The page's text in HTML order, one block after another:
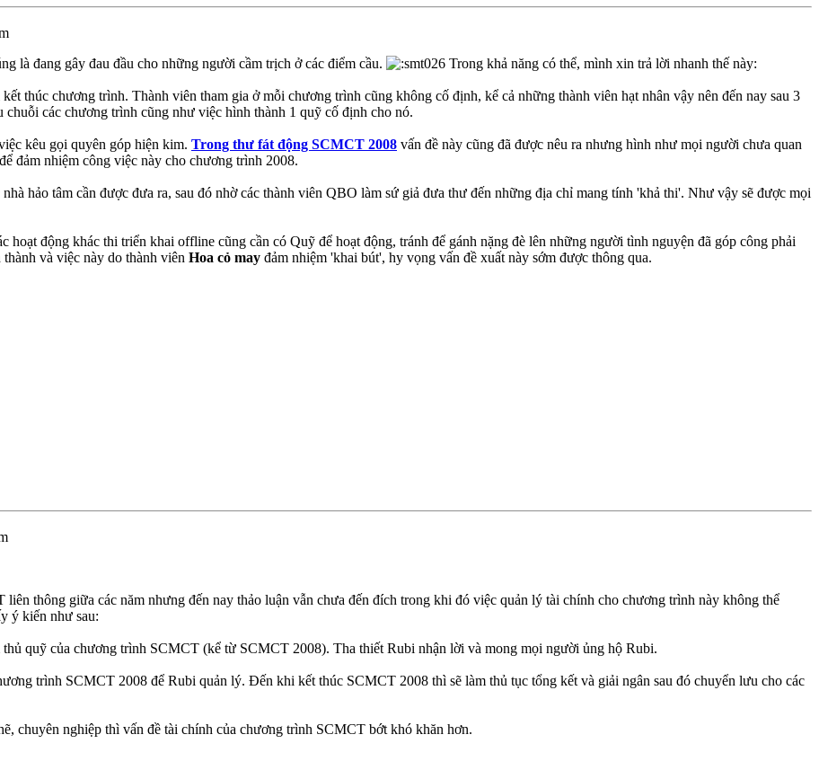
là đang gây đau đầu cho những người cầm trịch ở các điểm cầu.
Trong khả năng có thể, mình xin trả lời nhanh thế này:
thúc chương trình. Thành viên tham gia ở mỗi chương trình cũng không cố định, kể cả những thành viên hạt nhân vậy nên đến nay sau 3
các chương trình cũng như việc hình thành 1 quỹ cố định cho nó.
kêu gọi quyên góp hiện kim. Trong thư fát động SCMCT 2008 vấn đề này cũng đã được nêu ra nhưng hình như mọi người chưa quan
để đảm nhiệm công việc này cho chương trình 2008.
hảo tâm cần được đưa ra, sau đó nhờ các thành viên QBO làm sứ giả đưa thư đến những địa chỉ mang tính 'khả thi'. Như vậy sẽ được mọi
động khác thi triển khai offline cũng cần có Quỹ để hoạt động, tránh để gánh nặng đè lên những người tình nguyện đã góp công phải
và việc này do thành viên Hoa cỏ may đảm nhiệm 'khai bút', hy vọng vấn đề xuất này sớm được thông qua.
thông giữa các năm nhưng đến nay thảo luận vẫn chưa đến đích trong khi đó việc quản lý tài chính cho chương trình này không thể
ý kiến như sau:
quỹ của chương trình SCMCT (kể từ SCMCT 2008). Tha thiết Rubi nhận lời và mong mọi người ủng hộ Rubi.
trình SCMCT 2008 để Rubi quản lý. Đến khi kết thúc SCMCT 2008 thì sẽ làm thủ tục tổng kết và giải ngân sau đó chuyển lưu cho các
chuyên nghiệp thì vấn đề tài chính của chương trình SCMCT bớt khó khăn hơn.